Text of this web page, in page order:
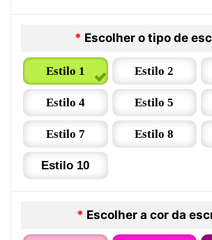
* Escolher o tipo de
Estilo 1 Estilo 2
Estilo 4 Estilo 5
Estilo 7 Estilo 8
Estilo 10
* Escolher a cor da